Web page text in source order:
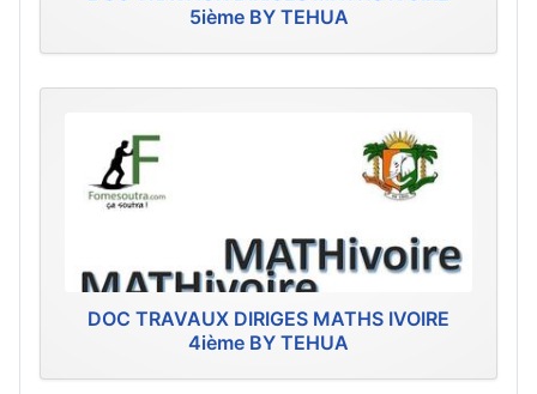
5ième BY TEHUA
DOC TRAVAUX DIRIGES MATHS IVOIRE
4ième BY TEHUA